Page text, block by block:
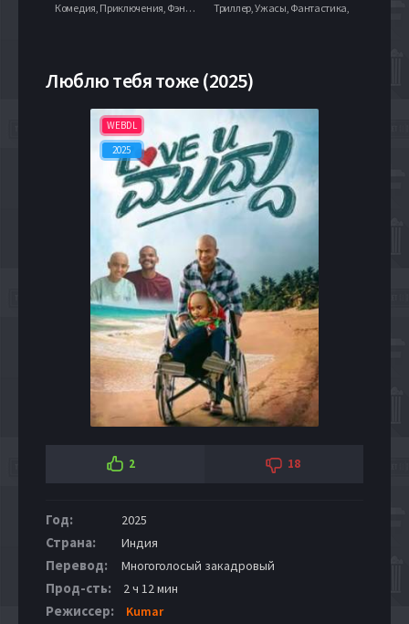
Комедия, Приключения, Фэнтези, Триллер, Ужасы, Фантастика,
Люблю тебя тоже (2025)
WEBDL
2025
2 18
Год: 2025
Страна: Индия
Перевод: Многоголосый закадровый
Прод-сть: 2 ч 12 мин
Режиссер: Kumar